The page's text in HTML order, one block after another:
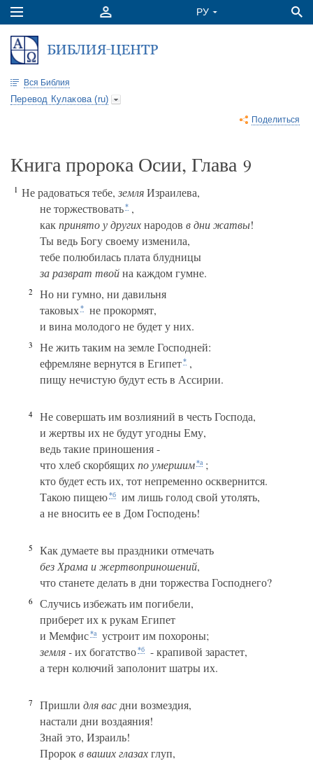
Вся Библия
Перевод Кулакова (ru)
Поделиться
Книга пророка Осии, Глава 9
1 Не радоваться тебе, земляИзраилева,
не торжествовать* ,
какпринято у другихнародов в дни жатвы!
Ты ведь Богу своему изменила,
тебе полюбилась плата блудницы
за разврат твойна каждом гумне.
2
Но ни гумно, ни давильня
таковых*
не прокормят,
и вина молодого не будет у них.
3
Не жить таким на земле Господней:
ефремляне вернутся в Египет* ,
пищу нечистую будут есть в Ассирии.
4
Не совершать им возлияний в честь Господа,
и жертвы их не будут угодны Ему,
ведь такие приношения -
что хлеб скорбящихпо умершим*а ;
кто будет есть их, тот непременно осквернится.
Такою пищею*б
им лишь голод свой утолять,
а не вносить ее в Дом Господень!
5
Как думаете вы праздники отмечать
без Храма и жертвоприношений,
что станете делать в дни торжества Господнего?
6
Случись избежать им погибели,
приберет их к рукам Египет
и Мемфис*а
устроит им похороны;
земля -их богатство*б
- крапивой зарастет,
а терн колючий заполонит шатры их.
7 Пришли для вас дни возмездия,
настали дни воздаяния!
Знай это, Израиль!
Пророкв ваших глазахглуп,